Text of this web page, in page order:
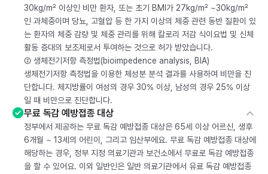
30kg/m² 이상인 비만 환자, 또는 초기 BMI가 27kg/m² ~30kg/m²
인 과체중이며 당뇨, 고혈압 등 한 가지 이상의 체중 관련 동반 질환이 있
는 환자의 체중 감량 및 체중 관리를 위해 칼로리 저감 식이요법 및 신체
활동 증대의 보조제로서 투여하는 것으로 허가 받았습니다.
② 생체전기저항 측정법(bioimpedence analysis, BIA)
생체전기저항 측정법을 이용한 체성분 분석 결과를 사용하여 비만을 진
단합니다. 체지방률이 여성의 경우 30% 이상, 남성의 경우 25% 이상
일 때 비만으로 진단합니다.
무료 독감 예방접종 대상
정부에서 제공하는 무료 독감 예방접종 대상은 65세 이상 어르신, 생후
6개월 ~ 13세의 어린이, 그리고 임산부에요. 무료 독감 예방접종 대상에
해당하는 경우, 정부 지정 의료기관과 보건소에서 무료로 독감 예방접종
을 할 수 있어요. 이외 일반인은 일반 의료기관에서 유료 독감 예방접종